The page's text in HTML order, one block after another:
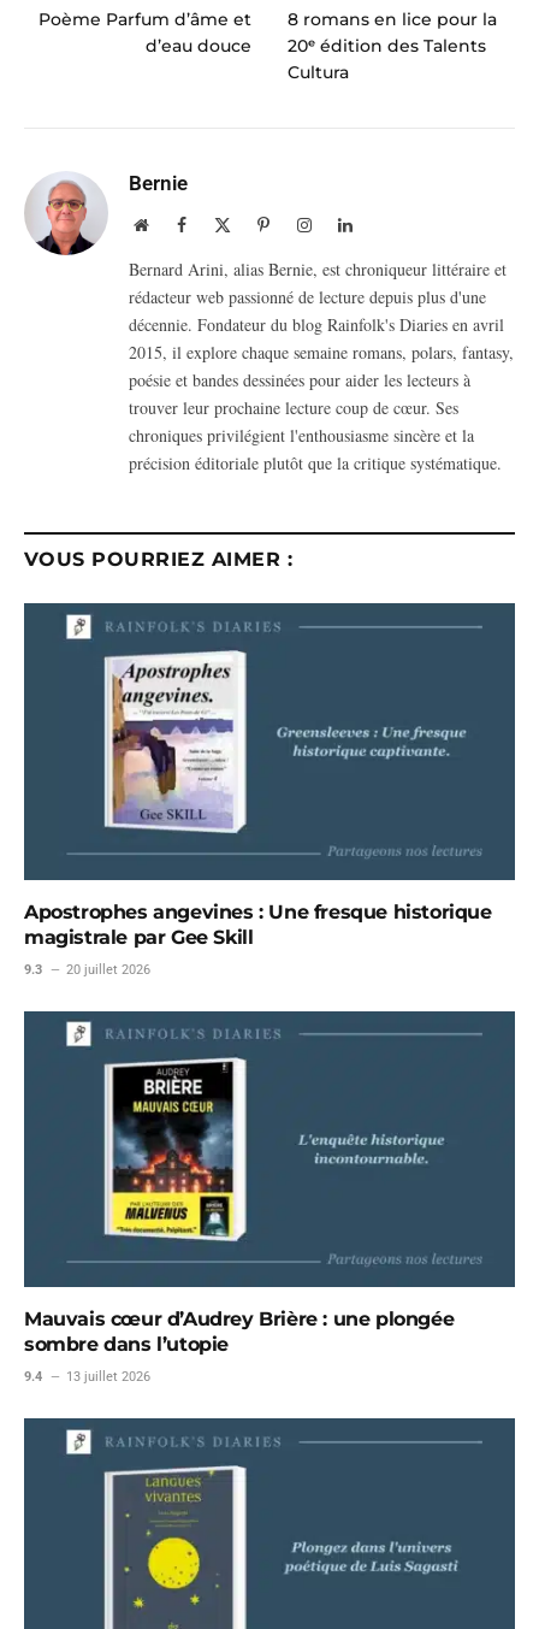
Poème Parfum d’âme et
d’eau douce
8 romans en lice pour la
20ᵉ édition des Talents
Cultura
Bernie
WebsiteFacebook PinterestInstagramLinkedIn
Bernard Arini, alias Bernie, est chroniqueur littéraire et
rédacteur web passionné de lecture depuis plus d'une
décennie. Fondateur du blog Rainfolk's Diaries en avril
2015, il explore chaque semaine romans, polars, fantasy,
poésie et bandes dessinées pour aider les lecteurs à
trouver leur prochaine lecture coup de cœur. Ses
chroniques privilégient l'enthousiasme sincère et la
précision éditoriale plutôt que la critique systématique.
VOUS POURRIEZ AIMER :
Apostrophes angevines : Une fresque historique
magistrale par Gee Skill
9.3 20 juillet 2026
Mauvais cœur d’Audrey Brière : une plongée
sombre dans l’utopie
9.4 13 juillet 2026